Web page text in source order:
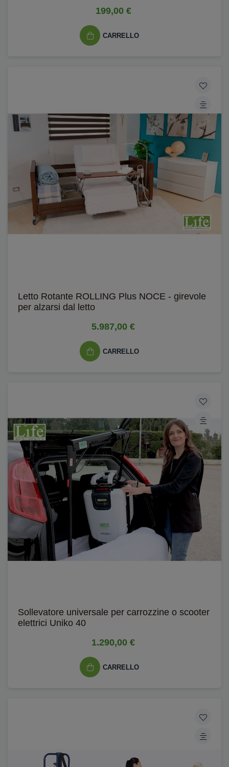
199,00 €
CARRELLO
Letto Rotante ROLLING Plus NOCE - girevole
per alzarsi dal letto
5.987,00 €
CARRELLO
Sollevatore universale per carrozzine o scooter
elettrici Uniko 40
1.290,00 €
CARRELLO